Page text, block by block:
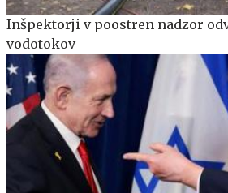
Inšpektorji v poostren nadzor
vodotokov